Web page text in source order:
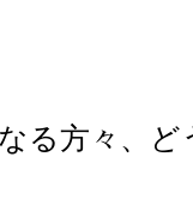
る方々、